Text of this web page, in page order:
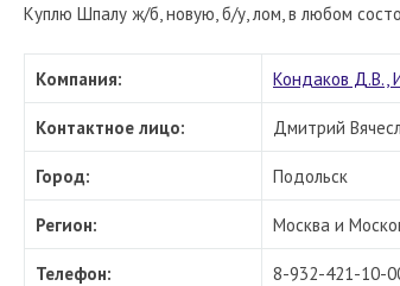
Куплю Шпалу ж/б, новую, б/у, лом, в любом
Компания: Кондаков Д.В.,
Контактное лицо: Дмитрий
Город: Подольск
Регион: Москва и
Телефон: 8-932-421-10-